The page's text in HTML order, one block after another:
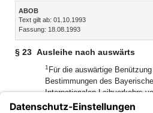
Inhalt
ABOB
Text gilt ab: 01.10.1993
Fassung: 18.08.1993
§ 23 Ausleihe nach auswärts
1 Für die auswärtige
Bestimmungen des
Internationalen Leihverkehrs
im Hinblick auf